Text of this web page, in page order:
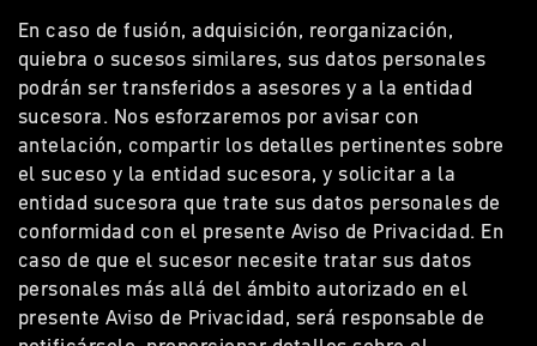
En caso de fusión, adquisición, reorganización,
quiebra o sucesos similares, sus datos personales
podrán ser transferidos a asesores y a la entidad
sucesora. Nos esforzaremos por avisar con
antelación, compartir los detalles pertinentes sobre
el suceso y la entidad sucesora, y solicitar a la
entidad sucesora que trate sus datos personales de
conformidad con el presente Aviso de Privacidad. En
caso de que el sucesor necesite tratar sus datos
personales más allá del ámbito autorizado en el
presente Aviso de Privacidad, será responsable de